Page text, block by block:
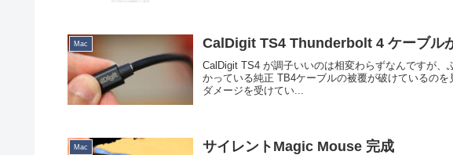
Mac CalDigit TS4 Thunderbolt 4 ケーブル
CalDigit TS4 が調子いいのは相変わらずなんですが
かっている純正 TB4ケーブルの被覆が破けているの
ダメージを受けてい...
Mac サイレントMagic Mouse 完成